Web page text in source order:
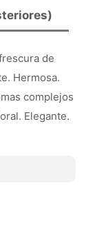
de
Hermosa.
complejos
Elegante.